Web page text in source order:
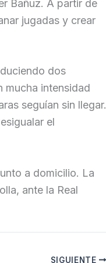
Bañuz. A partir de
jugadas y crear
dos
mucha intensidad
seguían sin llegar.
el
a domicilio. La
ante la Real
SIGUIENTE